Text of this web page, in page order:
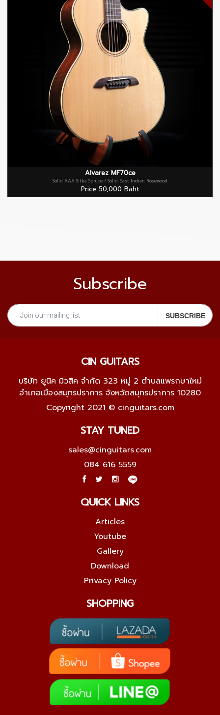
Alvarez MF70ce
Solid AAA Sitka Spruce / Solid East Indian Rosewood
Price 50,000 Baht
Subscribe
CIN GUITARS
บริษัท ยูนิค มิวสิค จำกัด 323 หมู่ 2 ตำบลแพรกษาใหม่
อำเภอเมืองสมุทรปราการ จังหวัดสมุทรปราการ 10280
Copyright 2021 © cinguitars.com
STAY TUNED
sales@cinguitars.com
084 616 5559
QUICK LINKS
Articles
Youtube
Gallery
Download
Privacy Policy
SHOPPING